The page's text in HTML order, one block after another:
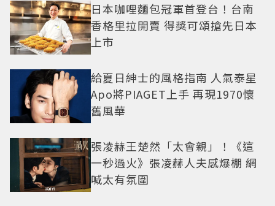
日本咖哩麵包冠軍首登台！台南
香格里拉開賣 得獎可頌搶先日本
上市
給夏日紳士的風格指南 人氣泰星
Apo將PIAGET上手 再現1970懷
舊風華
張凌赫王楚然「太會親」！《這
一秒過火》張凌赫人夫感爆棚 網
喊太有氛圍